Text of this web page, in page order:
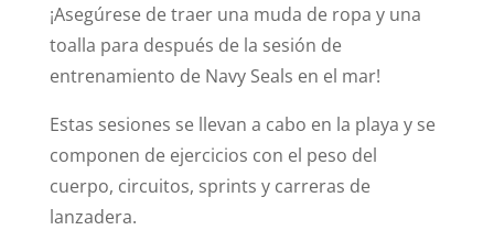
¡Asegúrese de traer una muda de ropa y una
toalla para después de la sesión de
entrenamiento de Navy Seals en el mar!
Estas sesiones se llevan a cabo en la playa y se
componen de ejercicios con el peso del
cuerpo, circuitos, sprints y carreras de
lanzadera.